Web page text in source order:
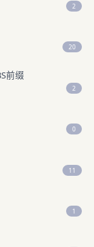
2
20
前缀
2
0
11
1